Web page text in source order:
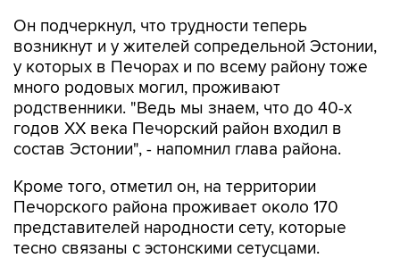
Он подчеркнул, что трудности теперь
возникнут и у жителей сопредельной Эстонии,
у которых в Печорах и по всему району тоже
много родовых могил, проживают
родственники. "Ведь мы знаем, что до 40-х
годов XX века Печорский район входил в
состав Эстонии", - напомнил глава района.
Кроме того, отметил он, на территории
Печорского района проживает около 170
представителей народности сету, которые
тесно связаны с эстонскими сетусцами.